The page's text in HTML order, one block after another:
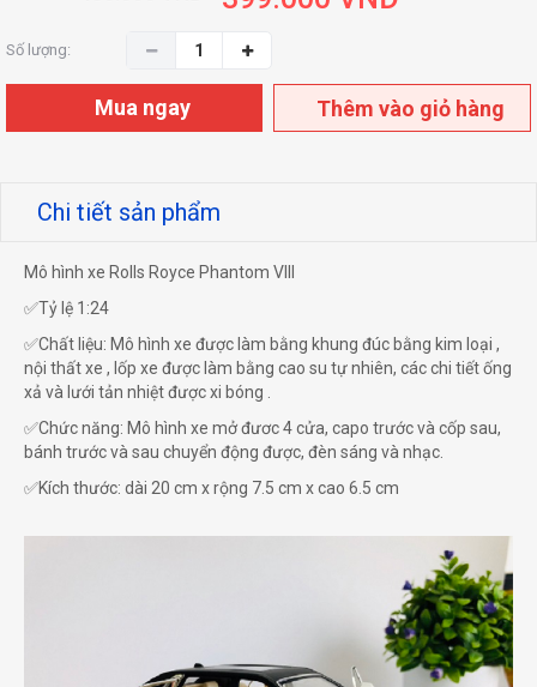
Số lượng:
Mua ngay Thêm vào giỏ hàng
Chi tiết sản phẩm
Mô hình xe Rolls Royce Phantom VIII
✅Tỷ lệ 1:24
✅Chất liệu: Mô hình xe được làm bằng khung đúc bằng kim loại ,
nội thất xe , lốp xe được làm bằng cao su tự nhiên, các chi tiết ống
xả và lưới tản nhiệt được xi bóng .
✅Chức năng: Mô hình xe mở đươc 4 cửa, capo trước và cốp sau,
bánh trước và sau chuyển động được, đèn sáng và nhạc.
✅Kích thước: dài 20 cm x rộng 7.5 cm x cao 6.5 cm